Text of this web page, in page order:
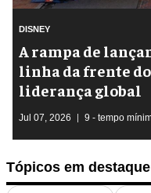
DISNEY
A rampa de
linha da frente
liderança global
Jul 07, 2026 9 - tempo
Tópicos em destaque